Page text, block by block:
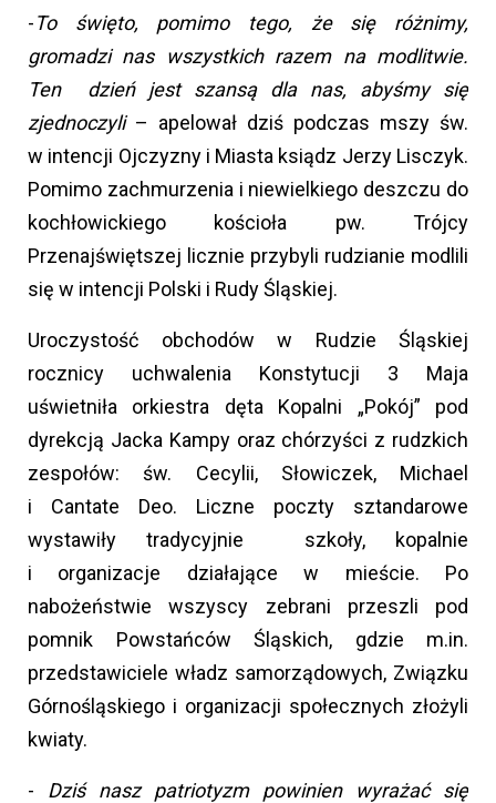
-To święto, pomimo tego, że się różnimy,
gromadzi nas wszystkich razem na modlitwie.
Ten dzień jest szansą dla nas, abyśmy się
zjednoczyli– apelował dziś podczas mszy św.
w intencji Ojczyzny i Miasta ksiądz Jerzy Lisczyk.
Pomimo zachmurzenia i niewielkiego deszczu do
kochłowickiego kościoła pw. Trójcy
Przenajświętszej licznie przybyli rudzianie modlili
się w intencji Polski i Rudy Śląskiej.
Uroczystość obchodów w Rudzie Śląskiej
rocznicy uchwalenia Konstytucji 3 Maja
uświetniła orkiestra dęta Kopalni „Pokój” pod
dyrekcją Jacka Kampy oraz chórzyści z rudzkich
zespołów: św. Cecylii, Słowiczek, Michael
i Cantate Deo. Liczne poczty sztandarowe
wystawiły tradycyjnie szkoły, kopalnie
i organizacje działające w mieście. Po
nabożeństwie wszyscy zebrani przeszli pod
pomnik Powstańców Śląskich, gdzie m.in.
przedstawiciele władz samorządowych, Związku
Górnośląskiego i organizacji społecznych złożyli
kwiaty.
- Dziś nasz patriotyzm powinien wyrażać się